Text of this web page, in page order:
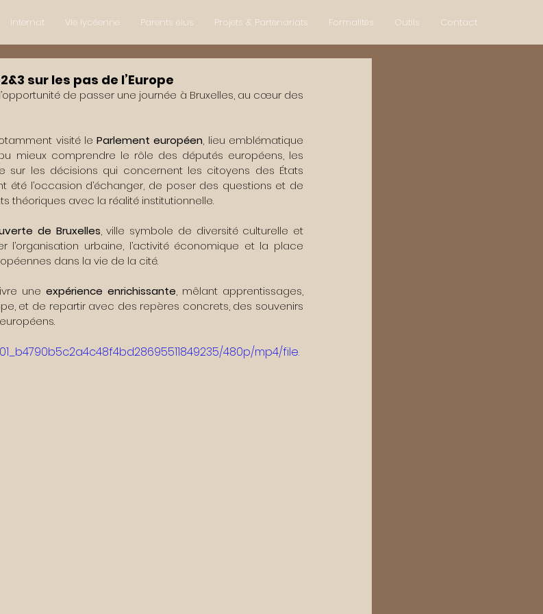
Internat Vie lycéenne Parents élus Projets & Partenariats Formalités Outils Contact
sur les pas de l’Europe
l’opportunité de passer une journée à Bruxelles, au cœur des
visité le Parlement européen, lieu emblématique
mieux comprendre le rôle des députés européens, les
sur les décisions qui concernent les citoyens des États
été l’occasion d’échanger, de poser des questions et de
théoriques avec la réalité institutionnelle.
de Bruxelles, ville symbole de diversité culturelle et
urbaine, l’activité économique et la place
dans la vie de la cité.
une expérience enrichissante, mêlant apprentissages,
et de repartir avec des repères concrets, des souvenirs
480p/mp4/file.